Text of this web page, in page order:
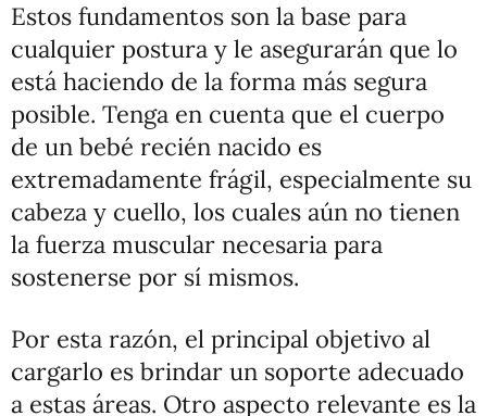
Estos fundamentos son la base para
cualquier postura y le asegurarán que lo
está haciendo de la forma más segura
posible. Tenga en cuenta que el cuerpo
de un bebé recién nacido es
extremadamente frágil, especialmente su
cabeza y cuello, los cuales aún no tienen
la fuerza muscular necesaria para
sostenerse por sí mismos.
Por esta razón, el principal objetivo al
cargarlo es brindar un soporte adecuado
a estas áreas. Otro aspecto relevante es la